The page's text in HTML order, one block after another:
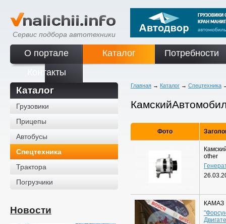
Сервис подбора автотехники
О портале Каталог
Потребности
Контакты
Каталог
Грузовики
Прицепы
Автобусы
Спецтехника
Трактора
Погрузчики
Новости
Главная → Каталог → Спецтехника
Фото
other
КАМАЗ